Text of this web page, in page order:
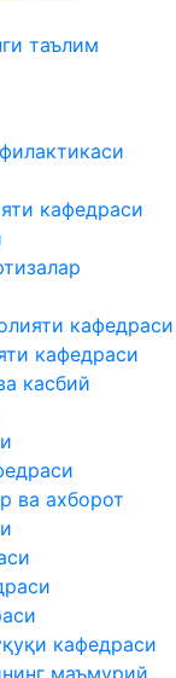
таълим
кафедраси
кафедраси
кафедраси
касбий
ва ахборот
кафедраси
маъмурий